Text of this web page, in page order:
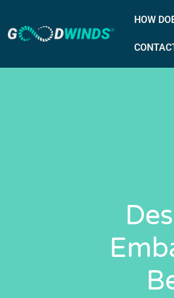
HOW